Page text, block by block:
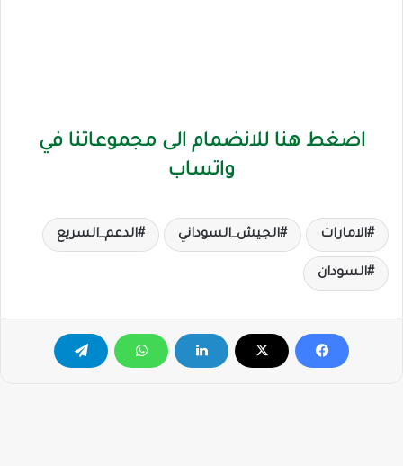
اضغط هنا للانضمام الى مجموعاتنا في
واتساب
الامارات الجيش_السوداني الدعم_السريع
السودان